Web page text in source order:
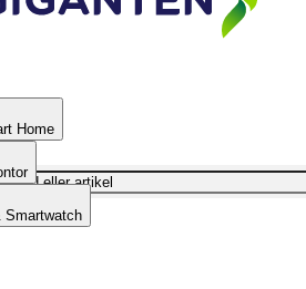
Home
Smartwatch